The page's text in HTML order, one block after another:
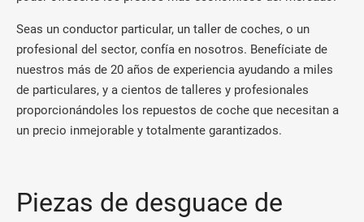
Seas un conductor particular, un taller de coches, o un
profesional del sector, confía en nosotros. Benefíciate de
nuestros más de 20 años de experiencia ayudando a miles
de particulares, y a cientos de talleres y profesionales
proporcionándoles los repuestos de coche que necesitan a
un precio inmejorable y totalmente garantizados.
Piezas de desguace de